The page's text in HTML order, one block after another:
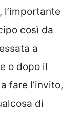
così da
a
o dopo il
fare l’invito,
di